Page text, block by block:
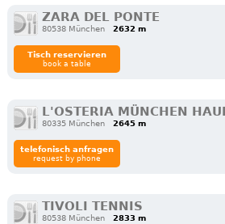
ZARA DEL PONTE
80538 München 2632 m
Tisch reservieren
book a table
L'OSTERIA MÜNCHEN
80335 München 2645 m
telefonisch anfragen
request by phone
TIVOLI TENNIS
80538 München 2833 m